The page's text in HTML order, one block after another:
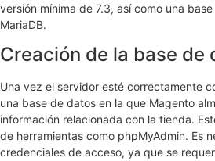
versión mínima de 7.3, así como una
MariaDB.
Creación de la base de
Una vez el servidor esté correctamente
una base de datos en la que Magento
información relacionada con la tienda.
de herramientas como phpMyAdmin. Es
credenciales de acceso, ya que se